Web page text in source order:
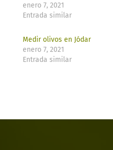
enero 7, 2021
Entrada similar
Medir olivos en Jódar
enero 7, 2021
Entrada similar